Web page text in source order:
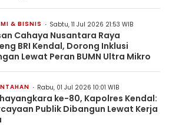
& BISNIS Sabtu, 11 Jul 2026 21:53 WIB
Cahaya Nusantara Raya
BRI Kendal, Dorong Inklusi
Lewat Peran BUMN Ultra Mikro
Rabu, 01 Jul 2026 10:01 WIB
ke-80, Kapolres Kendal:
Publik Dibangun Lewat Kerja